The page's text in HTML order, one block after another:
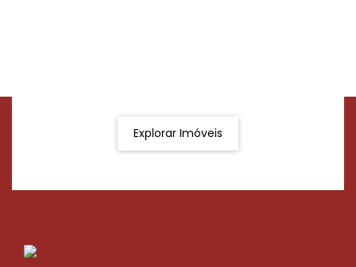
Explorar Imóveis